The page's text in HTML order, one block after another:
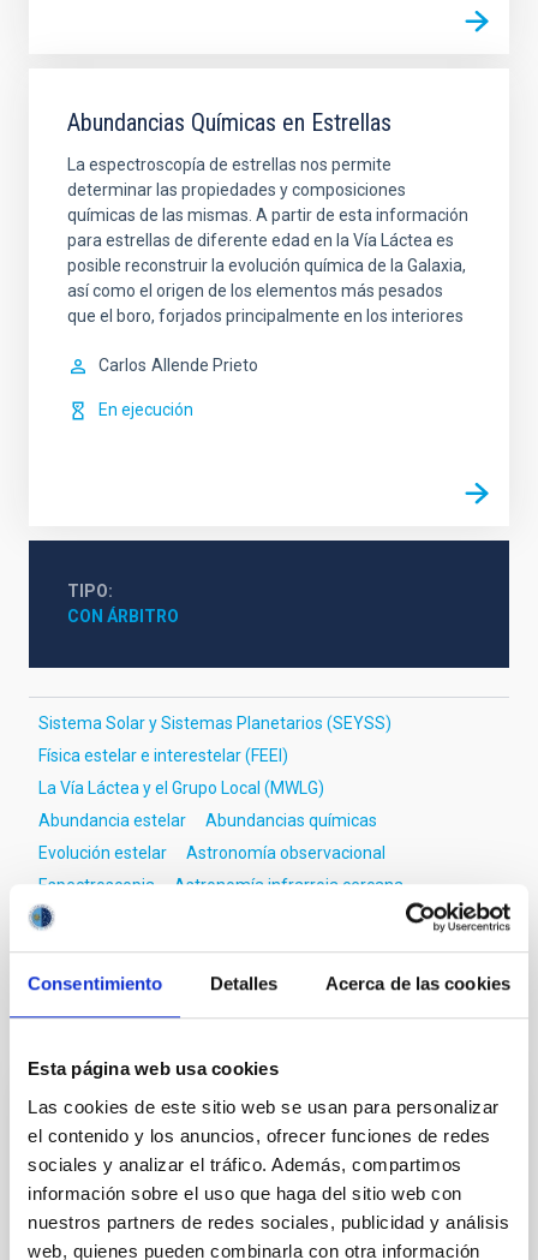
Consentimiento Detalles Acerca de las cookies
Esta página web usa cookies
Las cookies de este sitio web se usan para personalizar
el contenido y los anuncios, ofrecer funciones de redes
sociales y analizar el tráfico. Además, compartimos
información sobre el uso que haga del sitio web con
nuestros partners de redes sociales, publicidad y análisis
web, quienes pueden combinarla con otra información
Abundancias Químicas en Estrellas
La espectroscopía de estrellas nos permite
determinar las propiedades y composiciones
químicas de las mismas. A partir de esta información
para estrellas de diferente edad en la Vía Láctea es
posible reconstruir la evolución química de la Galaxia,
así como el origen de los elementos más pesados
que el boro, forjados principalmente en los interiores
Carlos Allende Prieto
En ejecución
TIPO
CON ÁRBITRO
Sistema Solar y Sistemas Planetarios (SEYSS)
Física estelar e interestelar (FEEI)
La Vía Láctea y el Grupo Local (MWLG)
Abundancia estelar
Abundancias químicas
Evolución estelar
Astronomía observacional
Espectroscopia
Astronomía infrarroja cercana
Estrellas gigantes
CON ÁRBITRO
Magnetic Field Alignment with Dense
Cores in the Transition between Cloud and
Core Scales